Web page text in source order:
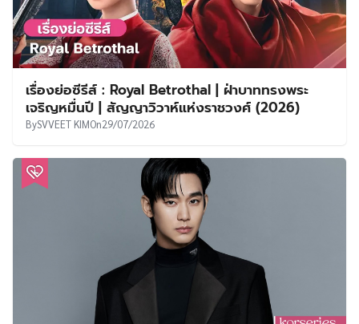
เรื่องย่อซีรีส์ : Royal Betrothal | ฝ่าบาททรงพระ
เจริญหมื่นปี | สัญญาวิวาห์แห่งราชวงศ์ (2026)
BySVVEET KIMOn29/07/2026